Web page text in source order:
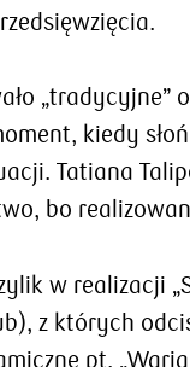
kiedy
Tatiana
bo
w realizacji
z których
pt.